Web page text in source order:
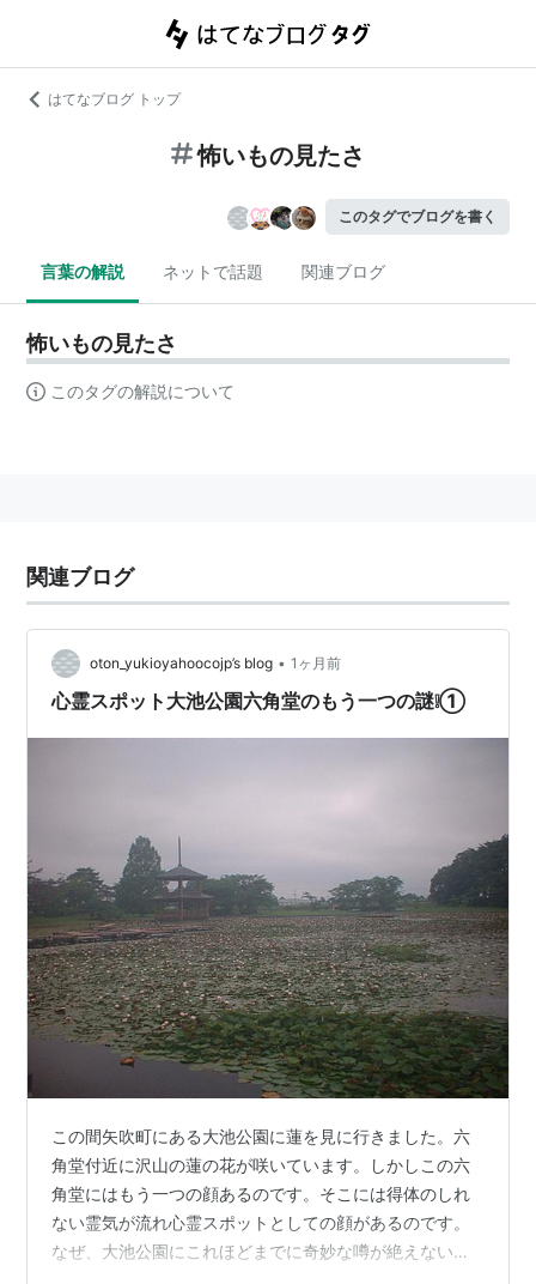
はてなブログ トップ
怖いもの見たさ
このタグでブログを書く
言葉の解説 ネットで話題 関連ブログ
怖いもの見たさ
このタグの解説について
関連ブログ
oton_yukioyahoocojp’s blog • 1ヶ月前
心霊スポット大池公園六角堂のもう一つの謎❕①
この間矢吹町にある大池公園に蓮を見に行きました。六
角堂付近に沢山の蓮の花が咲いています。しかしこの六
角堂にはもう一つの顔あるのです。そこには得体のしれ
ない霊気が流れ心霊スポットとしての顔があるのです。
なぜ、大池公園にこれほどまでに奇妙な噂が絶えないの